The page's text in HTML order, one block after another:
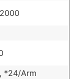
*24/Arm